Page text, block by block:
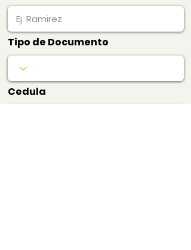
Tipo de Documento
Cedula